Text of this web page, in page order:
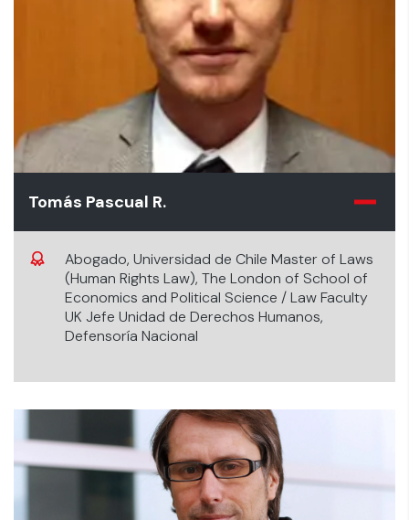
Tomás Pascual R.
Abogado, Universidad de Chile Master of Laws
(Human Rights Law), The London of School of
Economics and Political Science / Law Faculty
UK Jefe Unidad de Derechos Humanos,
Defensoría Nacional